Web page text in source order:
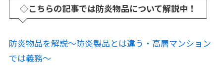
◇こちらの記事では防炎物品について解説中！
防炎物品を解説～防炎製品とは違う・高層マンション
では義務～